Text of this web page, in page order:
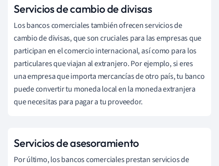
Servicios de cambio de divisas
Los bancos comerciales también ofrecen servicios de
cambio de divisas, que son cruciales para las empresas que
participan en el comercio internacional, así como para los
particulares que viajan al extranjero. Por ejemplo, si eres
una empresa que importa mercancías de otro país, tu banco
puede convertir tu moneda local en la moneda extranjera
que necesitas para pagar a tu proveedor.
Servicios de asesoramiento
Por último, los bancos comerciales prestan servicios de